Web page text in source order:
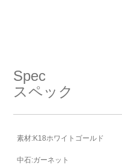
Spec
スペック
素材:K18ホワイトゴールド
中石:ガーネット